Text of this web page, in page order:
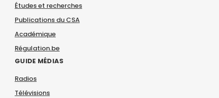
Études et recherches
Publications du CSA
Académique
Régulation.be
GUIDE MÉDIAS
Radios
Télévisions